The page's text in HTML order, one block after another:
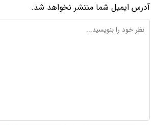
آدرس ایمیل شما منتشر نخواهد شد.